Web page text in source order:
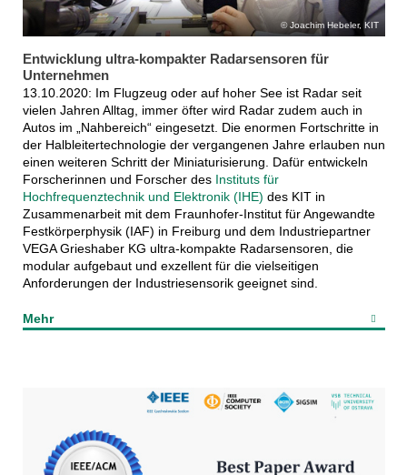
Joachim Hebeler, KIT
Entwicklung ultra-kompakter Radarsensoren für
Unternehmen
13.10.2020: Im Flugzeug oder auf hoher See ist Radar seit
vielen Jahren Alltag, immer öfter wird Radar zudem auch in
Autos im „Nahbereich“ eingesetzt. Die enormen Fortschritte in
der Halbleitertechnologie der vergangenen Jahre erlauben nun
einen weiteren Schritt der Miniaturisierung. Dafür entwickeln
Forscherinnen und Forscher des Instituts für
Hochfrequenztechnik und Elektronik (IHE) des KIT in
Zusammenarbeit mit dem Fraunhofer-Institut für Angewandte
Festkörperphysik (IAF) in Freiburg und dem Industriepartner
VEGA Grieshaber KG ultra-kompakte Radarsensoren, die
modular aufgebaut und exzellent für die vielseitigen
Anforderungen der Industriesensorik geeignet sind.
Mehr